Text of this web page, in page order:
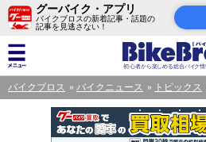
グーバイク・アプリ
バイクブロスの新着記事・話題の
記事を見逃さない！
バイクブロス バイクニュース トピックス